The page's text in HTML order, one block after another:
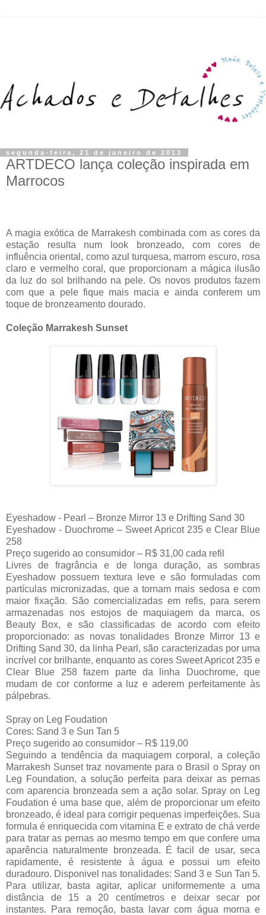
segunda-feira, 21 de janeiro de 2013
ARTDECO lança coleção inspirada em
Marrocos
A magia exótica de Marrakesh combinada com as cores da
estação resulta num look bronzeado, com cores de
influência oriental, como azul turquesa, marrom escuro, rosa
claro e vermelho coral, que proporcionam a mágica ilusão
da luz do sol brilhando na pele. Os novos produtos fazem
com que a pele fique mais macia e ainda conferem um
toque de bronzeamento dourado.
Coleção Marrakesh Sunset
Eyeshadow - Pearl – Bronze Mirror 13 e Drifting Sand 30
Eyeshadow - Duochrome – Sweet Apricot 235 e Clear Blue
258
Preço sugerido ao consumidor – R$ 31,00 cada refil
Livres de fragrância e de longa duração, as sombras
Eyeshadow possuem textura leve e são formuladas com
partículas micronizadas, que a tornam mais sedosa e com
maior fixação. São comercializadas em refis, para serem
armazenadas nos estojos de maquiagem da marca, os
Beauty Box, e são classificadas de acordo com efeito
proporcionado: as novas tonalidades Bronze Mirror 13 e
Drifting Sand 30, da linha Pearl, são caracterizadas por uma
incrível cor brilhante, enquanto as cores Sweet Apricot 235 e
Clear Blue 258 fazem parte da linha Duochrome, que
mudam de cor conforme a luz e aderem perfeitamente às
pálpebras.
Spray on Leg Foudation
Cores: Sand 3 e Sun Tan 5
Preço sugerido ao consumidor – R$ 119,00
Seguindo a tendência da maquiagem corporal, a coleção
Marrakesh Sunset traz novamente para o Brasil o Spray on
Leg Foundation, a solução perfeita para deixar as pernas
com aparencia bronzeada sem a ação solar. Spray on Leg
Foudation é uma base que, além de proporcionar um efeito
bronzeado, é ideal para corrigir pequenas imperfeições. Sua
formula é enriquecida com vitamina E e extrato de chá verde
para tratar as pernas ao mesmo tempo em que confere uma
aparência naturalmente bronzeada. É facil de usar, seca
rapidamente, é resistente à água e possui um efeito
duradouro. Disponivel nas tonalidades: Sand 3 e Sun Tan 5.
Para utilizar, basta agitar, aplicar uniformemente a uma
distância de 15 a 20 centímetros e deixar secar por
instantes. Para remoção, basta lavar com água morna e